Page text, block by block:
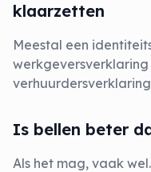
klaarzetten
Meestal een
werkgeversverklaring
Is bellen beter
Als het mag, vaak